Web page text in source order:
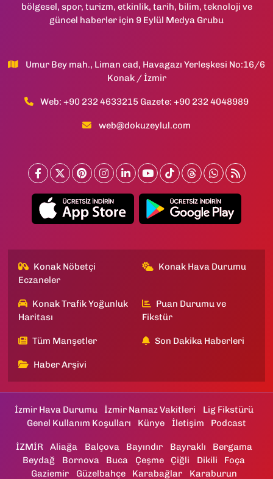
bölgesel, spor, turizm, etkinlik, tarih, bilim, teknoloji ve
güncel haberler için 9 Eylül Medya Grubu
Umur Bey mah., Liman cad, Havagazı Yerleşkesi No:16/6
Konak / İzmir
Web: +90 232 4633215 Gazete: +90 232 4048989
web@dokuzeylul.com
Konak Nöbetçi
Eczaneler
Konak Hava Durumu
Konak Trafik Yoğunluk
Haritası
Puan Durumu ve
Fikstür
Tüm Manşetler Son Dakika Haberleri
Haber Arşivi
İzmir Hava Durumu İzmir Namaz Vakitleri
Lig Fikstürü
Genel Kullanım Koşulları
Künye İletişim Podcast
İZMİR Aliağa Balçova Bayındır Bayraklı
Bergama
Beydağ
Bornova Buca Çeşme Çiğli Dikili
Foça
Gaziemir
Güzelbahçe Karabağlar Karaburun